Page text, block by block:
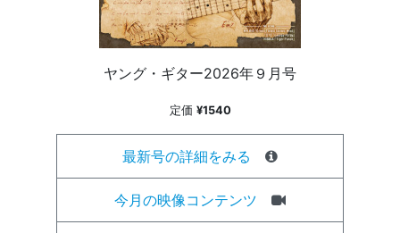
ヤング・ギター2026年９月号
定価 ¥1540
最新号の詳細をみる
今月の映像コンテンツ